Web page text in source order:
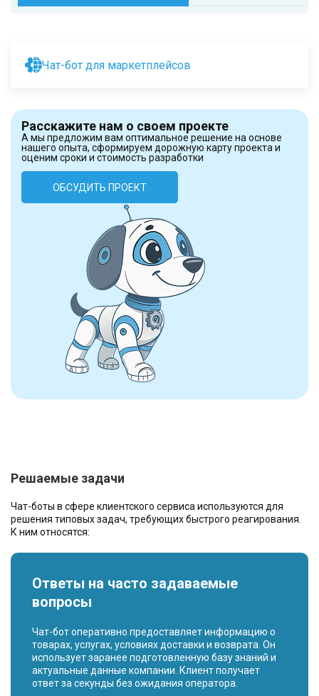
Чат-бот для маркетплейсов
Расскажите нам о своем проекте
А мы предложим вам оптимальное решение на основе
нашего опыта, сформируем дорожную карту проекта и
оценим сроки и стоимость разработки
ОБСУДИТЬ ПРОЕКТ
Решаемые задачи
Чат-боты в сфере клиентского сервиса используются для
решения типовых задач, требующих быстрого реагирования.
К ним относятся:
Ответы на часто задаваемые
вопросы
Чат-бот оперативно предоставляет информацию о
товарах, услугах, условиях доставки и возврата. Он
использует заранее подготовленную базу знаний и
актуальные данные компании. Клиент получает
ответ за секунды без ожидания оператора.